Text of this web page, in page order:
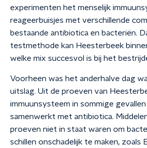
experimenten het menselijk
reageerbuisjes met verschillende
bestaande antibiotica en bacteriën.
testmethode kan Heesterbeek
welke mix succesvol is bij het
Voorheen was het anderhalve dag
uitslag. Uit de proeven van
immuunsysteem in sommige
samenwerkt met antibiotica.
proeven niet in staat waren om
schillen onschadelijk te maken, zoals